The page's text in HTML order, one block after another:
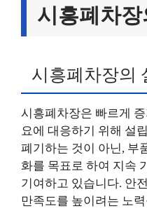
시흥폐차
시흥폐차장의
시흥폐차장은 빠르게
요에 대응하기 위해 설
폐기하는 것이 아닌, 부
화를 목표로 하여 지속
기여하고 있습니다. 안
만족도를 높이려는 노